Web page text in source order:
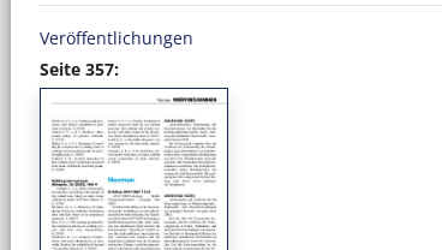
Veröffentlichungen
Seite 357: